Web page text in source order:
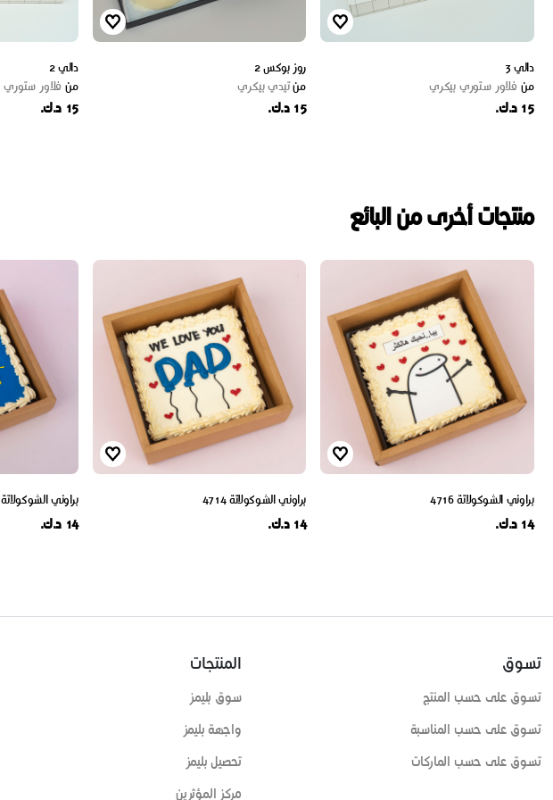
دالي 3
من فلاور ستوري بيكري
15 د.ك.
روز بوكس 2
منتيدي بيكري
15 د.ك.
دالي 2
منفلاور ستوري
15 د.ك.
منتجات أخرى من البائع
براوني الشوكولاتة 4716
14 د.ك.
براوني الشوكولاتة 4714
14 د.ك.
براوني الشوكولاتة
14 د.ك.
تسوق
تسوق على حسب المنتج
تسوق على حسب المناسبة
تسوق على حسب الماركات
المنتجات
سوق بليمز
واجهة بليمز
تحصيل بليمز
مركز المؤثرين